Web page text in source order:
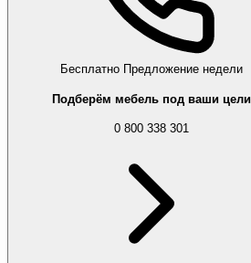
Бесплатно Предложение недели
Подберём мебель под ваши цели
0 800 338 301